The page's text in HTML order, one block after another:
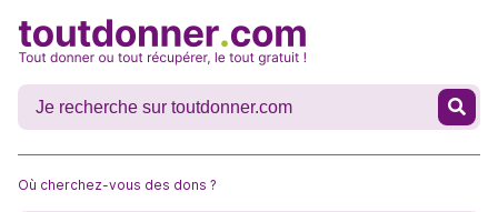
Où cherchez-vous des dons ?